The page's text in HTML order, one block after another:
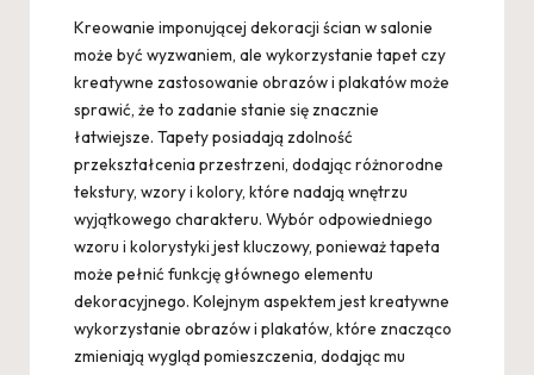
Kreowanie imponującej dekoracji ścian w salonie
może być wyzwaniem, ale wykorzystanie tapet czy
kreatywne zastosowanie obrazów i plakatów może
sprawić, że to zadanie stanie się znacznie
łatwiejsze. Tapety posiadają zdolność
przekształcenia przestrzeni, dodając różnorodne
tekstury, wzory i kolory, które nadają wnętrzu
wyjątkowego charakteru. Wybór odpowiedniego
wzoru i kolorystyki jest kluczowy, ponieważ tapeta
może pełnić funkcję głównego elementu
dekoracyjnego. Kolejnym aspektem jest kreatywne
wykorzystanie obrazów i plakatów, które znacząco
zmieniają wygląd pomieszczenia, dodając mu